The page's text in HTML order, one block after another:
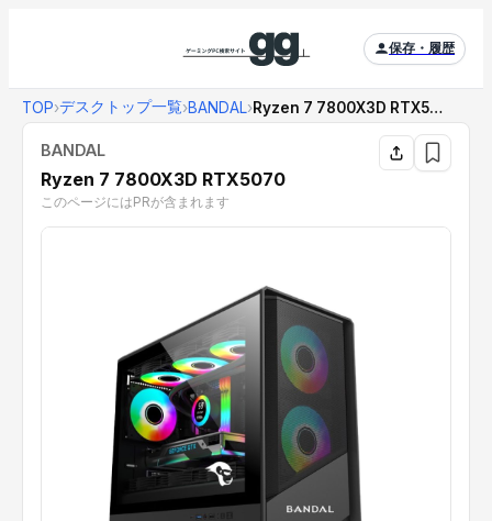
保存・履歴
TOP›デスクトップ一覧›BANDAL› Ryzen 7 7800X3D RTX5070
BANDAL
Ryzen 7 7800X3D RTX5070
このページにはPRが含まれます